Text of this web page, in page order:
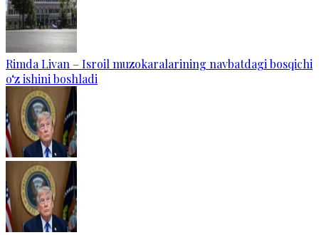
Rimda Livan – Isroil muzokaralarining navbatdagi bosqichi
o‘z ishini boshladi